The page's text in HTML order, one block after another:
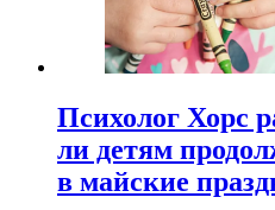
Психолог Хорс
ли детям
в майские